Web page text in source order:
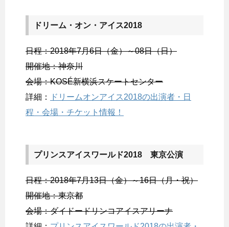
ドリーム・オン・アイス2018
日程：2018年7月6日（金）～08日（日）
開催地：神奈川
会場：KOSÉ新横浜スケートセンター
詳細：
ドリームオンアイス2018の出演者・日
程・会場・チケット情報！
プリンスアイスワールド2018 東京公演
日程：2018年7月13日（金）～16日（月・祝）
開催地：東京都
会場：ダイドードリンコアイスアリーナ